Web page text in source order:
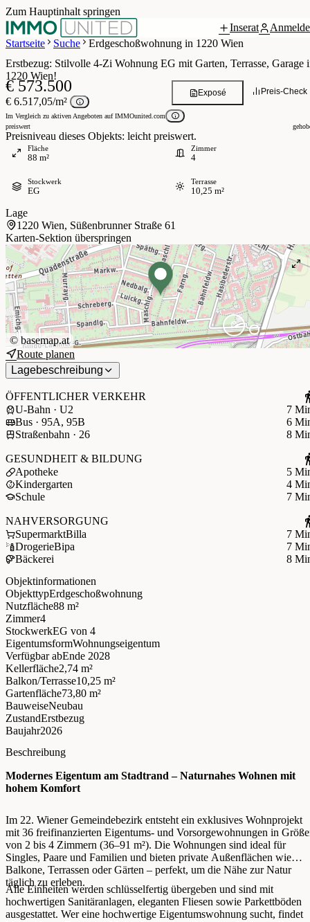
Zum Hauptinhalt springen
Inserat
Startseite
Suche Erdgeschoßwohnung in 1220 Wien
Grundriss
Erstbezug: Stilvolle 4-Zi Wohnung EG mit Garten, Terrasse, Garage
1220 Wien!
€ 573.500
€ 6.517,05/m²
Im Vergleich zu aktiven Angeboten auf IMMOunited.com
preiswert
Preisniveau dieses Objekts: leicht preiswert.
Preis-Check
Exposé
Fläche
88 m²
Zimmer
4
Stockwerk
EG
Terrasse
10,25 m²
Lage
1220 Wien, Süßenbrunner Straße 61
Karten-Sektion überspringen
© basemap.at
Route planen
Lagebeschreibung
ÖFFENTLICHER VERKEHR
U-Bahn · U2
7
Bus · 95A, 95B
6
Straßenbahn · 26
8
GESUNDHEIT & BILDUNG
Apotheke
5
Kindergarten
4
Schule
7
NAHVERSORGUNG
SupermarktBilla
7
DrogerieBipa
7
Bäckerei
8
Objektinformationen
ObjekttypErdgeschoßwohnung
Nutzfläche88 m²
Zimmer4
StockwerkEG von 4
EigentumsformWohnungseigentum
Verfügbar abEnde 2028
Kellerfläche2,74 m²
Balkon/Terrasse10,25 m²
Gartenfläche73,80 m²
BauweiseNeubau
ZustandErstbezug
Baujahr2026
Beschreibung
Modernes Eigentum am Stadtrand – Naturnahes Wohnen mit
hohem Komfort
Im 22. Wiener Gemeindebezirk entsteht ein exklusives Wohnprojekt
mit 36 freifinanzierten Eigentums- und Vorsorgewohnungen in
von 2 bis 4 Zimmern (36–91 m²). Die Wohnungen sind ideal für
Singles, Paare und Familien und bieten private Außenflächen wie
Balkone, Terrassen oder Gärten – perfekt, um die Nähe zur Natur
täglich zu erleben.
Alle Einheiten werden schlüsselfertig übergeben und sind mit
hochwertigen Sanitäranlagen, eleganten Fliesen sowie Parkettböden
ausgestattet. Wer eine hochwertige Eigentumswohnung sucht, findet